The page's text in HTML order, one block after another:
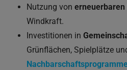
Nutzung von erneuerbaren
Windkraft.
Investitionen in
Grünflächen, Spielplätze